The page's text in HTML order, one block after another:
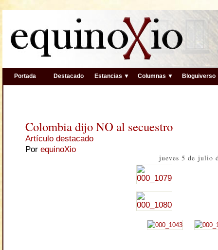
Portada Destacado Estancias ▼ Columnas ▼ Bloguiverso
Colombia dijo NO al secuestro
Artículo destacado
Por equinoXio
jueves 5 de julio